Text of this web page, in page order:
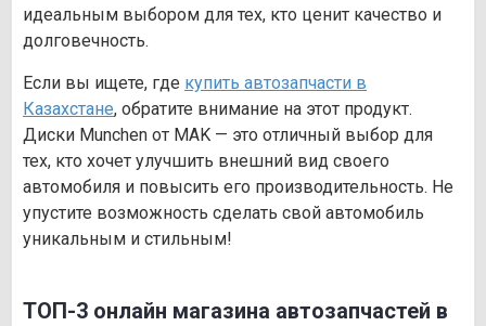
идеальным выбором для тех, кто ценит качество и
долговечность.
Если вы ищете, где купить автозапчасти в
Казахстане, обратите внимание на этот продукт.
Диски Munchen от MAK — это отличный выбор для
тех, кто хочет улучшить внешний вид своего
автомобиля и повысить его производительность. Не
упустите возможность сделать свой автомобиль
уникальным и стильным!
ТОП-3 онлайн магазина автозапчастей в